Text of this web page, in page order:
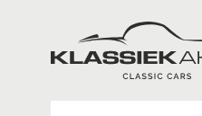
Klassiek Aktief